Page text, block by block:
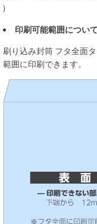
)
印刷可能範囲について
刷り込み封筒 フタ全面
範囲に印刷できます。